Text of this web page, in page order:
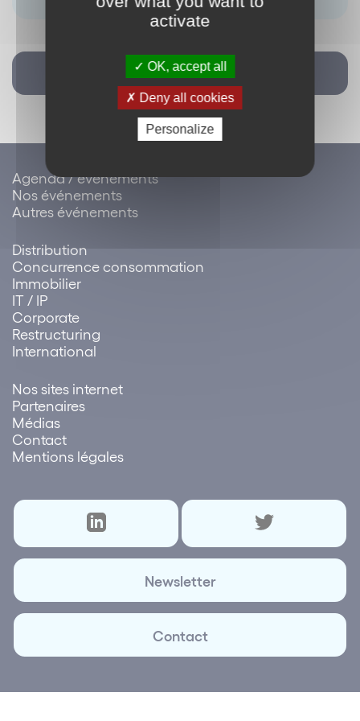
Retour
Agenda / évènements
Nos événements
Autres événements
Distribution
Concurrence consommation
Immobilier
IT / IP
Corporate
Restructuring
International
Nos sites internet
Partenaires
Médias
Contact
Mentions légales
Newsletter
Contact
activate
OK, accept all
Deny all cookies
Personalize